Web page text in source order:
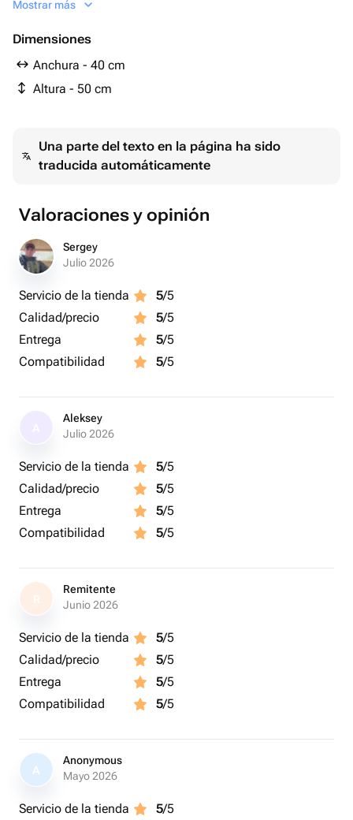
Mostrar más
Dimensiones
Anchura - 40 cm
Altura - 50 cm
Una parte del texto en la página ha sido
traducida automáticamente
Valoraciones y opinión
Sergey
Julio 2026
Servicio de la tienda 5/5
Calidad/precio
5/5
Entrega
5/5
Compatibilidad
5/5
Aleksey
Julio 2026
Servicio de la tienda 5/5
Calidad/precio
5/5
Entrega
5/5
Compatibilidad
5/5
R
Remitente
Junio 2026
Servicio de la tienda 5/5
Calidad/precio
5/5
Entrega
5/5
Compatibilidad
5/5
A
Anonymous
Mayo 2026
Servicio de la tienda 5/5